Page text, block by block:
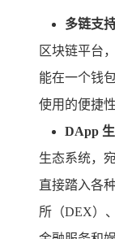
多链支
区块链平台
能在一个钱
使用的便捷性
DApp
生态系统，
直接踏入各
所（DEX）